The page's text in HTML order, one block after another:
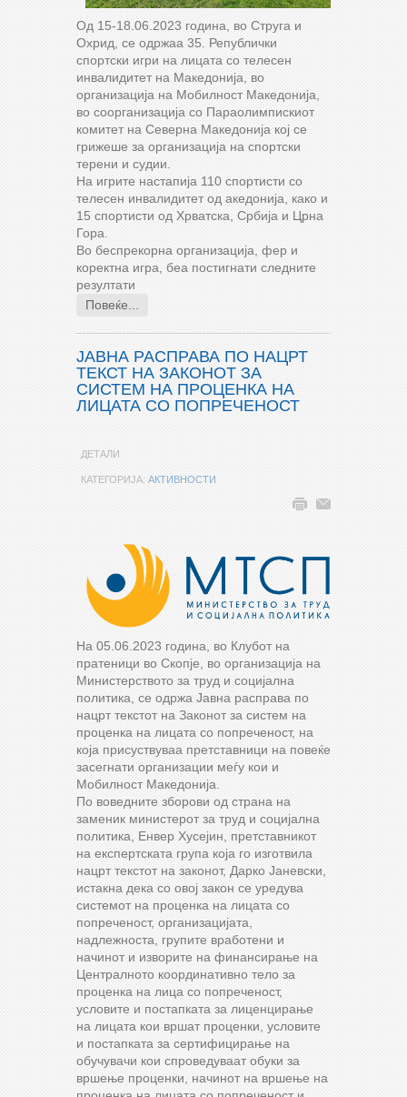
Од 15-18.06.2023 година, во Струга и
Охрид, се одржаа 35. Републички
спортски игри на лицата со телесен
инвалидитет на Македонија, во
организација на Мобилност Македонија,
во соорганизација со Параолимпискиот
комитет на Северна Македонија кој се
грижеше за организација на спортски
терени и судии.
На игрите настапија 110 спортисти со
телесен инвалидитет од акедонија, како и
15 спортисти од Хрватска, Србија и Црна
Гора.
Во беспрекорна организација, фер и
коректна игра, беа постигнати следните
резултати
Повеќе...
ЈАВНА РАСПРАВА ПО НАЦРТ
ТЕКСТ НА ЗАКОНОТ ЗА
СИСТЕМ НА ПРОЦЕНКА НА
ЛИЦАТА СО ПОПРЕЧЕНОСТ
ДЕТАЛИ
КАТЕГОРИЈА: АКТИВНОСТИ
На 05.06.2023 година, во Клубот на
пратеници во Скопје, во организација на
Министерството за труд и социјална
политика, се одржа Јавна расправа по
нацрт текстот на Законот за систем на
проценка на лицата со попреченост, на
која присуствуваа претставници на повеќе
засегнати организации меѓу кои и
Мобилност Македонија.
По воведните зборови од страна на
заменик министерот за труд и социјална
политика, Енвер Хусејин, претставникот
на експертската група која го изготвила
нацрт текстот на законот, Дарко Јаневски,
истакна дека со овој закон се уредува
системот на проценка на лицата со
попреченост, организацијата,
надлежноста, групите вработени и
начинот и изворите на финансирање на
Централното координативно тело за
проценка на лица со попреченост,
условите и постапката за лиценцирање
на лицата кои вршат проценки, условите
и постапката за сертифицирање на
обучувачи кои спроведуваат обуки за
вршење проценки, начинот на вршење на